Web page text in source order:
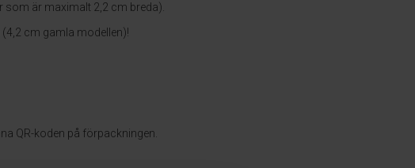
är maximalt 2,2 cm breda).
cm gamla modellen)!
QR-koden på förpackningen.